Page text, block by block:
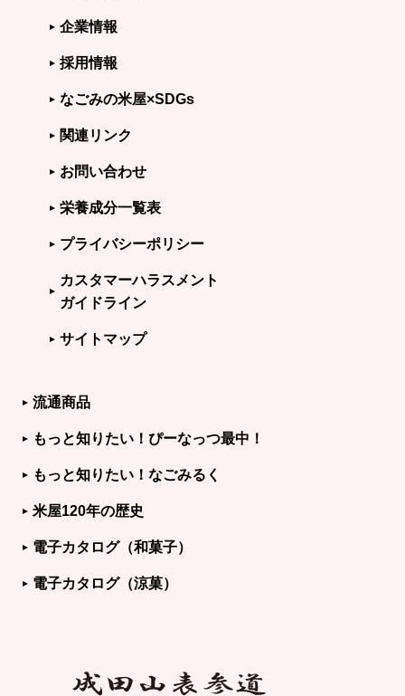
企業情報
採用情報
なごみの米屋×SDGs
関連リンク
お問い合わせ
栄養成分一覧表
プライバシーポリシー
カスタマーハラスメント
ガイドライン
サイトマップ
流通商品
もっと知りたい！ぴーなっつ最中！
もっと知りたい！なごみるく
米屋120年の歴史
電子カタログ（和菓子）
電子カタログ（涼菓）